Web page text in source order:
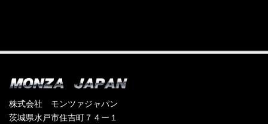
株式会社 モンツァジャパン
茨城県水戸市住吉町７４ー１